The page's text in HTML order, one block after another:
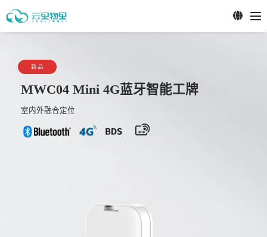
新品
MWC04 Mini 4G蓝牙智能工牌
室内外融合定位